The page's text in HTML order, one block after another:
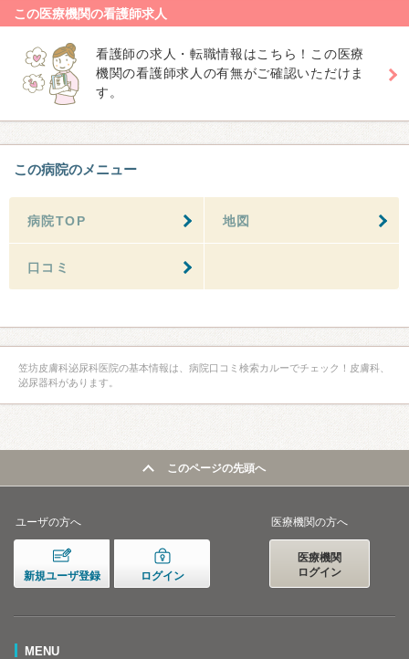
この医療機関の看護師求人
看護師の求人・転職情報はこちら！この医療
機関の看護師求人の有無がご確認いただけま
す。
この病院のメニュー
病院TOP 地図
口コミ
笠坊皮膚科泌尿科医院の基本情報は、病院口コミ検索カルーでチェック！皮膚科、
泌尿器科があります。
このページの先頭へ
ユーザの方へ
新規ユーザ登録 ログイン
医療機関の方へ
医療機関
ログイン
MENU